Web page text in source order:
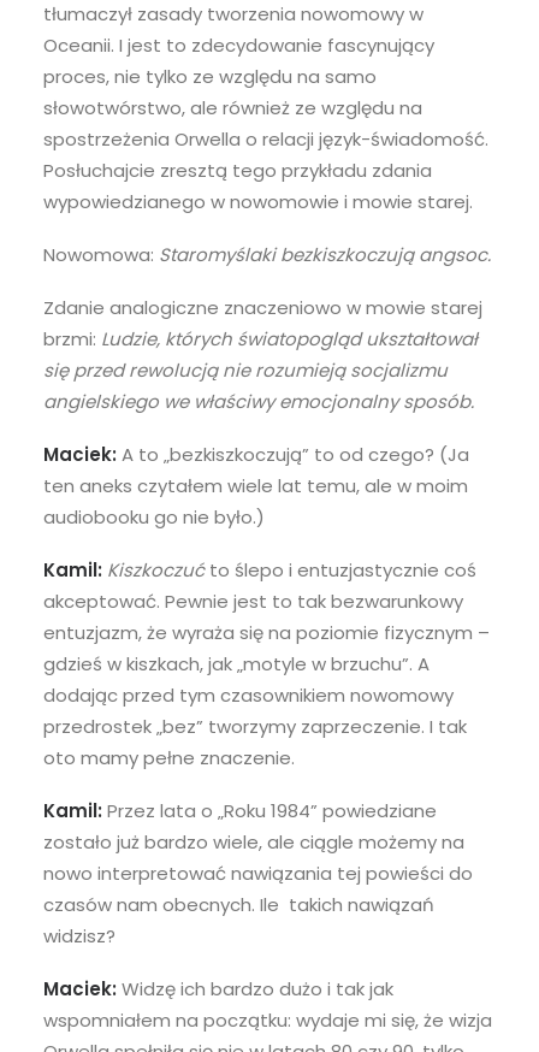
tłumaczył zasady tworzenia nowomowy w
Oceanii. I jest to zdecydowanie fascynujący
proces, nie tylko ze względu na samo
słowotwórstwo, ale również ze względu na
spostrzeżenia Orwella o relacji język-świadomość.
Posłuchajcie zresztą tego przykładu zdania
wypowiedzianego w nowomowie i mowie starej.
Nowomowa: Staromyślaki bezkiszkoczują angsoc.
Zdanie analogiczne znaczeniowo w mowie starej
brzmi: Ludzie, których światopogląd ukształtował
się przed rewolucją nie rozumieją socjalizmu
angielskiego we właściwy emocjonalny sposób.
Maciek: A to „bezkiszkoczują” to od czego? (Ja
ten aneks czytałem wiele lat temu, ale w moim
audiobooku go nie było.)
Kamil: Kiszkoczućto ślepo i entuzjastycznie coś
akceptować. Pewnie jest to tak bezwarunkowy
entuzjazm, że wyraża się na poziomie fizycznym –
gdzieś w kiszkach, jak „motyle w brzuchu”. A
dodając przed tym czasownikiem nowomowy
przedrostek „bez” tworzymy zaprzeczenie. I tak
oto mamy pełne znaczenie.
Kamil: Przez lata o „Roku 1984” powiedziane
zostało już bardzo wiele, ale ciągle możemy na
nowo interpretować nawiązania tej powieści do
czasów nam obecnych. Ile takich nawiązań
widzisz?
Maciek: Widzę ich bardzo dużo i tak jak
wspomniałem na początku: wydaje mi się, że wizja